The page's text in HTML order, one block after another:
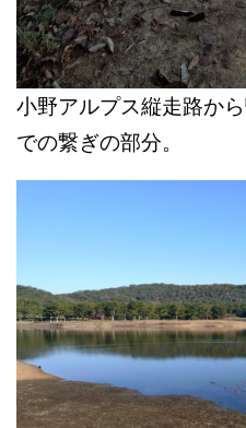
小野アルプス縦走路か
での繋ぎの部分。